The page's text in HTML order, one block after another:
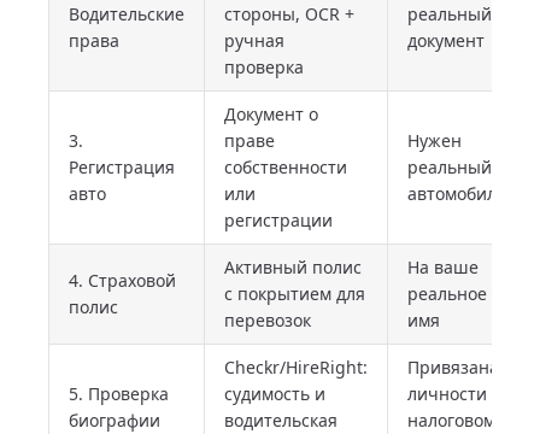
Водительские
права
стороны, OCR +
ручная
проверка
реальный
документ
3.
Регистрация
авто
Документ о
праве
собственности
или
регистрации
Нужен
реальный
автомобиль
4. Страховой
полис
Активный полис
с покрытием для
перевозок
На ваше
реальное
имя
5. Проверка
биографии
Checkr/HireRight:
судимость и
водительская
Привязана к
личности и
налоговому